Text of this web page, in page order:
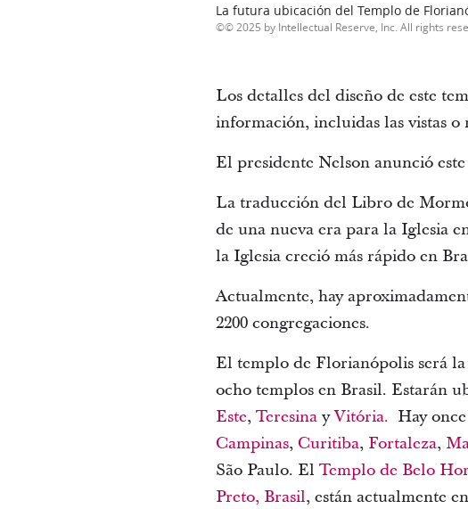
La futura ubicación del Templo de
© 2025 by Intellectual Reserve, Inc. All rights
Los detalles del diseño de este
información, incluidas las vistas o
El presidente Nelson anunció
La traducción del Libro de
de una nueva era para la Iglesia
la Iglesia creció más rápido en
Actualmente, hay
2200 congregaciones.
El templo de Florianópolis será
ocho templos en Brasil. Estarán
Este, TeresinayVitória. Hay
Campinas, Curitiba, Fortaleza,
São Paulo. El Templo de Belo
Preto, Brasil, están actualmente